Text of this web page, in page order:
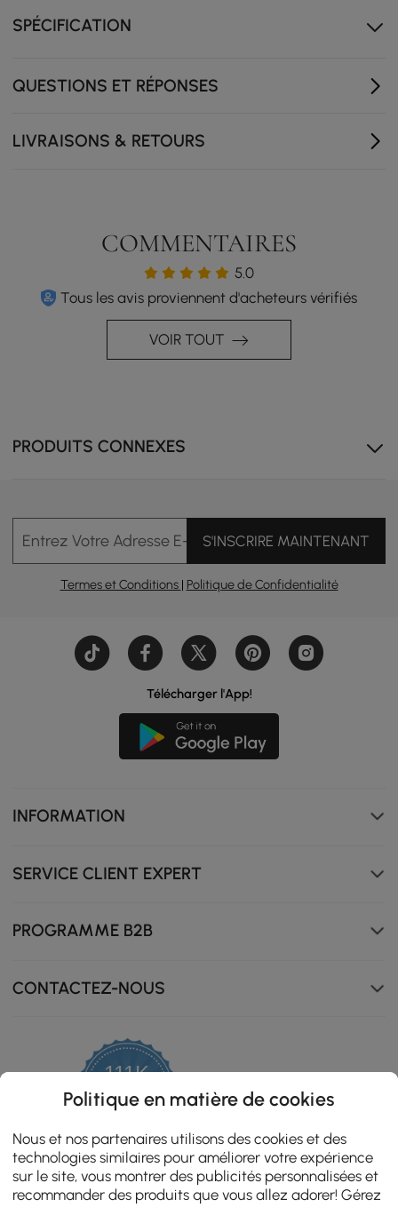
Des oreillers douillets sont inclus
Imperméable et résistant aux taches pour un entretien
Les coussins extra-larges en mousse à haute résilience
SPÉCIFICATION
QUESTIONS ET RÉPONSES
LIVRAISONS & RETOURS
COMMENTAIRES
5.0
Tous les avis proviennent d'acheteurs vérifiés
VOIR TOUT
PRODUITS CONNEXES
Entrez Votre Adresse E-mailS'INSCRIRE MAINTENANT
Termes et Conditions | Politique de Confidentialité
Télécharger l'App!
INFORMATION
SERVICE CLIENT EXPERT
PROGRAMME B2B
CONTACTEZ-NOUS
111K
star
ZERTIFIZIERTE BEWERTUNGEN
Politique en matière de cookies
Nous et nos partenaires utilisons des cookies et des
technologies similaires pour améliorer votre expérience
sur le site, vous montrer des publicités personnalisées et
recommander des produits que vous allez adorer! Gérez